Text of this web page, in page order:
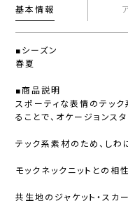
基本情報
■シーズン
春夏
■商品説明
スポーティな表情のテッ
ることで、オケージョンス
テック系素材のため、しわ
モックネックニットとの相
共生地のジャケット・スカ